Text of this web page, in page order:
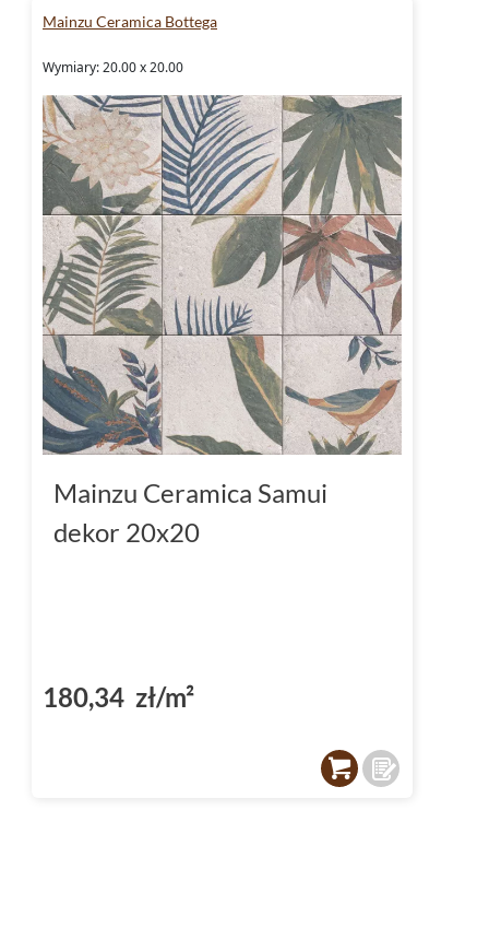
Mainzu Ceramica Bottega
Wymiary: 20.00 x 20.00
Mainzu Ceramica Samui
dekor 20x20
180,34 zł/m²